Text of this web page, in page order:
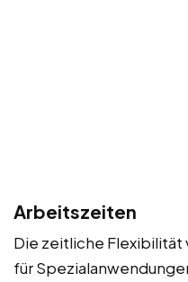
Arbeitszeiten
Die zeitliche
für